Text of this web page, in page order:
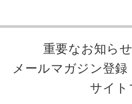
重要なお知らせ
メールマガジン登録
サイ